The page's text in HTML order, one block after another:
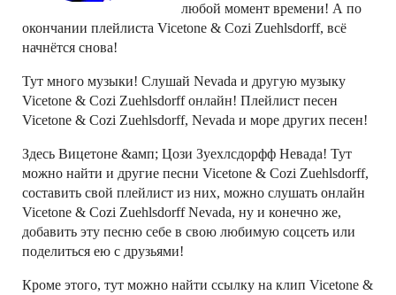
любой момент времени! А по
окончании плейлиста Vicetone & Cozi Zuehlsdorff, всё
начнётся снова!
Тут много музыки! Слушай Nevada и другую музыку
Vicetone & Cozi Zuehlsdorff онлайн! Плейлист песен
Vicetone & Cozi Zuehlsdorff, Nevada и море других песен!
Здесь Вицетоне &амп; Цози Зуехлсдорфф Невада! Тут
можно найти и другие песни Vicetone & Cozi Zuehlsdorff,
составить свой плейлист из них, можно слушать онлайн
Vicetone & Cozi Zuehlsdorff Nevada, ну и конечно же,
добавить эту песню себе в свою любимую соцсеть или
поделиться ею с друзьями!
Кроме этого, тут можно найти ссылку на клип Vicetone &